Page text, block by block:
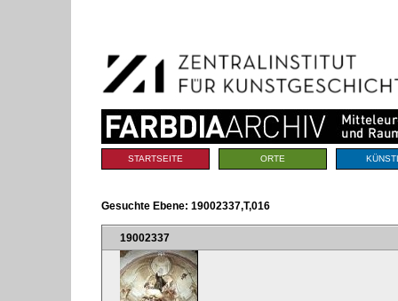
Navigation
Sektionen
STARTSEITE ORTE
Gesuchte Ebene: 19002337,T,016
19002337